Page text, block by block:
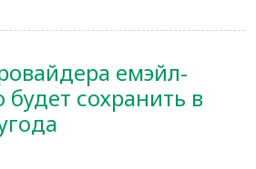
емэйл-
сохранить в